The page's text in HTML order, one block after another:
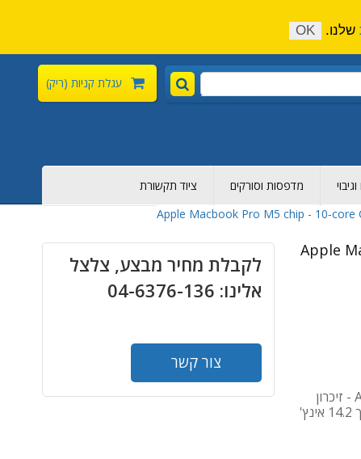
עגלת קניות (ריק)
מדפסות וסורקים
ציוד תקשורת
Apple Macbook Pro M5 chip - 10‑core
Apple
מחשב נייד Apple MacBook Pro 14 inch M5 - מעבד Apple M5 - זיכרון
32GB - דיסק קשיח 2TB SSD - כרטיס מסך GPU 10 Cores - מסך 14.2 אינץ'
לקבלת מחיר מבצע, צלצל
אלינו: 04-6376-136
צור קשר
שלנו. OK